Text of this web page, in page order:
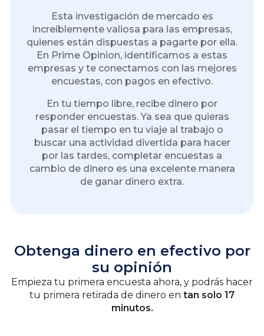
Esta investigación de mercado es
increíblemente valiosa para las empresas,
quienes están dispuestas a pagarte por ella.
En Prime Opinion, identificamos a estas
empresas y te conectamos con las mejores
encuestas, con pagos en efectivo.
En tu tiempo libre, recibe dinero por
responder encuestas. Ya sea que quieras
pasar el tiempo en tu viaje al trabajo o
buscar una actividad divertida para hacer
por las tardes, completar encuestas a
cambio de dinero es una excelente manera
de ganar dinero extra.
Obtenga dinero en efectivo por
su opinión
Empieza tu primera encuesta ahora, y podrás hacer
tu primera retirada de dinero en tan solo 17
minutos.